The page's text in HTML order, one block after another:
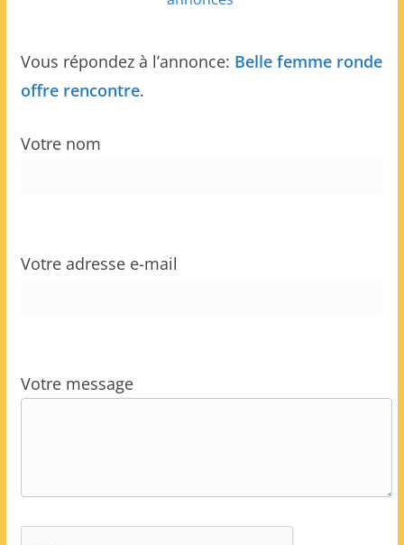
Vous répondez à l’annonce: Belle femme ronde
offre rencontre.
Votre nom
Votre adresse e-mail
Votre message